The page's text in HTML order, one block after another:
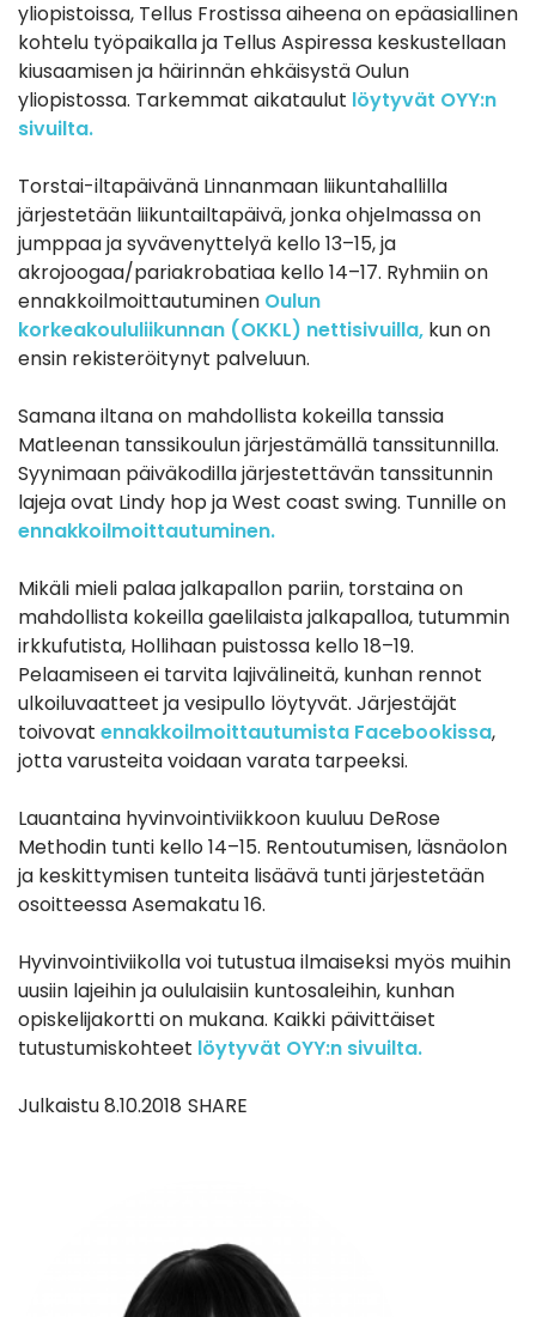
yliopistoissa, Tellus Frostissa aiheena on epäasiallinen
kohtelu työpaikalla ja Tellus Aspiressa keskustellaan
kiusaamisen ja häirinnän ehkäisystä Oulun
yliopistossa. Tarkemmat aikataulut löytyvät OYY:n
sivuilta.
Torstai-iltapäivänä Linnanmaan liikuntahallilla
järjestetään liikuntailtapäivä, jonka ohjelmassa on
jumppaa ja syvävenyttelyä kello 13–15, ja
akrojoogaa/pariakrobatiaa kello 14–17. Ryhmiin on
ennakkoilmoittautuminen Oulun
korkeakoululiikunnan (OKKL) nettisivuilla, kun on
ensin rekisteröitynyt palveluun.
Samana iltana on mahdollista kokeilla tanssia
Matleenan tanssikoulun järjestämällä tanssitunnilla.
Syynimaan päiväkodilla järjestettävän tanssitunnin
lajeja ovat Lindy hop ja West coast swing. Tunnille on
ennakkoilmoittautuminen.
Mikäli mieli palaa jalkapallon pariin, torstaina on
mahdollista kokeilla gaelilaista jalkapalloa, tutummin
irkkufutista, Hollihaan puistossa kello 18–19.
Pelaamiseen ei tarvita lajivälineitä, kunhan rennot
ulkoiluvaatteet ja vesipullo löytyvät. Järjestäjät
toivovat ennakkoilmoittautumista Facebookissa,
jotta varusteita voidaan varata tarpeeksi.
Lauantaina hyvinvointiviikkoon kuuluu DeRose
Methodin tunti kello 14–15. Rentoutumisen, läsnäolon
ja keskittymisen tunteita lisäävä tunti järjestetään
osoitteessa Asemakatu 16.
Hyvinvointiviikolla voi tutustua ilmaiseksi myös muihin
uusiin lajeihin ja oululaisiin kuntosaleihin, kunhan
opiskelijakortti on mukana. Kaikki päivittäiset
tutustumiskohteet löytyvät OYY:n sivuilta.
Julkaistu8.10.2018 SHARE